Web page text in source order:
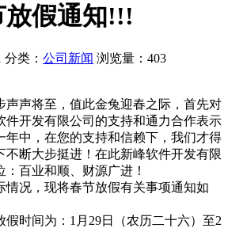
放假通知!!!
分类： 公司新闻 浏览量：403
声将至，值此金兔迎春之际，首先对
件开发有限公司的支持和通力合作表示
年中，在您的支持和信赖下，我们才得
不断大步挺进！在此新峰软件开发有限
百业和顺、财源广进！
况，现将春节放假有关事项通知如
假时间为：1月29日（农历二十六）至2